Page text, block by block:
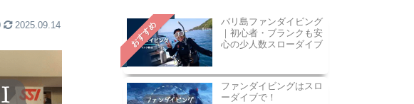
2025.09.14 おすすめ
バリ島ファンダイビング
｜初心者・ブランクも安
心の少人数スローダイブ
ファンダイビングはスロ
ーダイブで！